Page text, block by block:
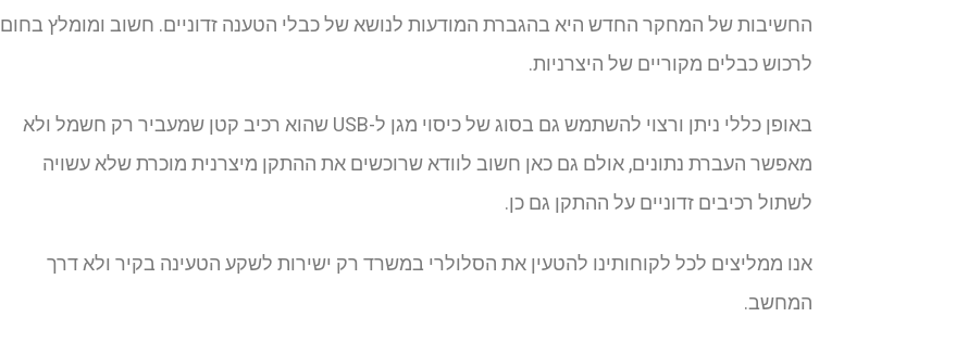
החשיבות של המחקר החדש היא בהגברת המודעות לנושא של כבלי הטענה זדוניים. חשוב ומומלץ בחום
לרכוש כבלים מקוריים של היצרניות.
באופן כללי ניתן ורצוי להשתמש גם בסוג של כיסוי מגן ל-USB שהוא רכיב קטן שמעביר רק חשמל ולא
מאפשר העברת נתונים, אולם גם כאן חשוב לוודא שרוכשים את ההתקן מיצרנית מוכרת שלא עשויה
לשתול רכיבים זדוניים על ההתקן גם כן.
אנו ממליצים לכל לקוחותינו להטעין את הסלולרי במשרד רק ישירות לשקע הטעינה בקיר ולא דרך
המחשב.